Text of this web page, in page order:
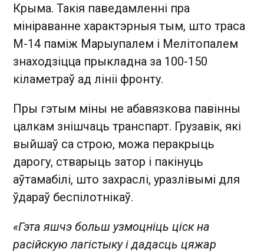
Крыма. Такія паведамленні пра
мініраванне характэрныя тым, што траса
М-14 паміж Марыупалем і Мелітопалем
знаходзіцца прыкладна за 100-150
кіламетраў ад лініі фронту.
Пры гэтым міны не абавязкова павінны
цалкам знішчаць транспарт. Грузавік, які
выйшаў са строю, можа перакрыць
дарогу, стварыць затор і пакінуць
аўтамабілі, што захраслі, уразлівымі для
ўдараў беспілотнікаў.
«Гэта яшчэ больш узмоцніць ціск на
расійскую лагістыку і дадасць цяжар